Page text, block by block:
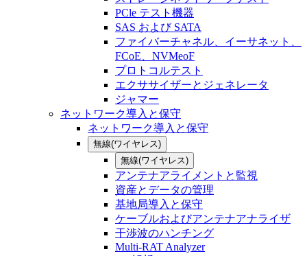
PCle テスト機器
SAS および SATA
ファイバーチャネル、イーサネット、
FCoE、NVMeoF
プロトコルテスト
エクササイザーとジェネレータ
ジャマー
ネットワーク導入と保守
ネットワーク導入と保守
無線(ワイヤレス)
無線(ワイヤレス)
アンテナアライメントと監視
資産とデータの管理
基地局導入と保守
ケーブルおよびアンテナアナライザ
干渉波のハンチング
Multi-RAT Analyzer